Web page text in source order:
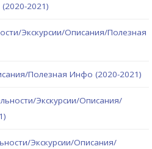
2021)
Экскурсии/Описания/Полезная
Полезная Инфо (2020-2021)
Экскурсии/Описания/
Экскурсии/Описания/